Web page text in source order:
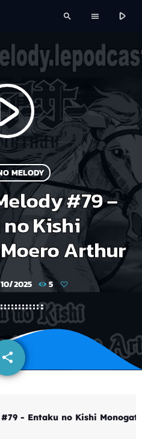
search menu play_arrow
MELODY
#79 –
Kishi
Arthur
2025 5
share
email